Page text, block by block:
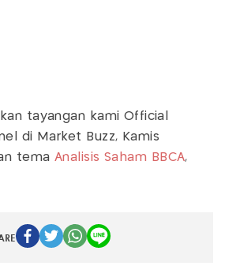
tayangan kami Official
di Market Buzz, Kamis
temaAnalisis Saham BBCA,